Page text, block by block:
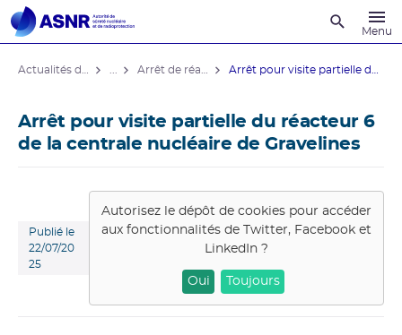
Menu
Arrêt pour visite partielle du réacteur 6
de la centrale nucléaire de Gravelines
Publié le
22/07/20
25
Autorisez le dépôt de cookies pour accéder
aux fonctionnalités deTwitter, Facebook et
LinkedIn ?
Oui Toujours